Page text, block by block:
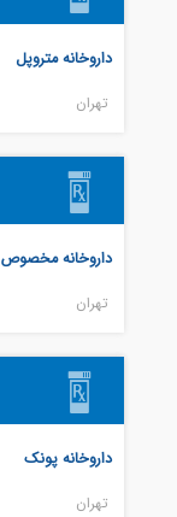
داروخانه متروپل
تهران
داروخانه مخصوص
تهران
داروخانه پونک
تهران